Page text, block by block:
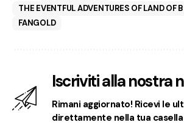
THE EVENTFUL ADVENTURES OF LAND OF
FANGOLD
Iscriviti alla nostra
Rimani aggiornato! Ricevi le
direttamente nella tua